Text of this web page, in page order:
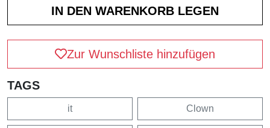
Zur Wunschliste hinzufügen
TAGS
it Clown